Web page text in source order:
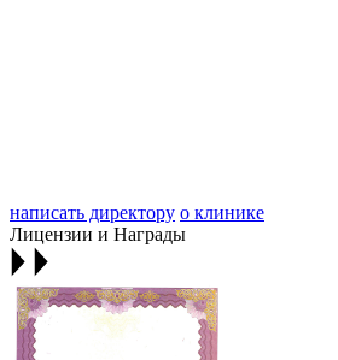
написать директору о клинике
Лицензии и Награды